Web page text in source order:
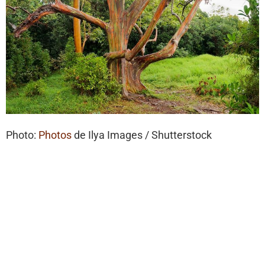
Photo: Photosde Ilya Images / Shutterstock